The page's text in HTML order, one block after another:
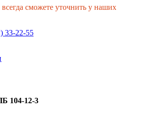
сможете уточнить у наших
33-22-55
104-12-3